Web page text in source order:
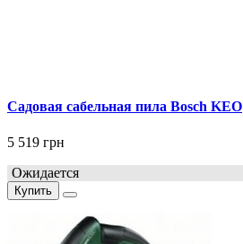
Садовая сабельная пила Bosch KEO
5 519 грн
Ожидается
Купить